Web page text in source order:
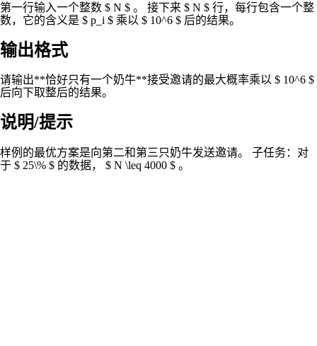
第一行输入一个整数 $ N $ 。 接下来 $ N $ 行，每行包含一个整
数，它的含义是 $ p_i $ 乘以 $ 10^6 $ 后的结果。
输出格式
请输出**恰好只有一个奶牛**接受邀请的最大概率乘以 $ 10^6 $
后向下取整后的结果。
说明/提示
样例的最优方案是向第二和第三只奶牛发送邀请。 子任务：对
于 $ 25\% $ 的数据， $ N \leq 4000 $ 。